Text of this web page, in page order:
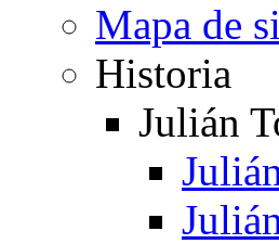
Mapa de
Historia
Julián